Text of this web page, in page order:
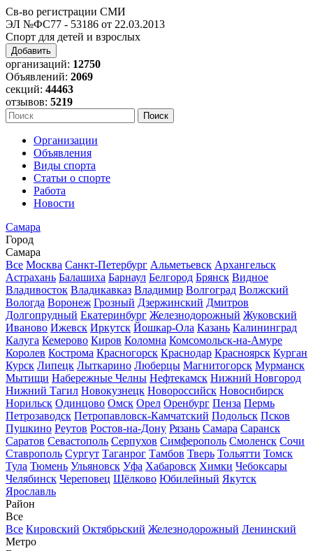
Св-во регистрации СМИ
ЭЛ №ФС77 - 53186 от 22.03.2013
Спорт для детей и взрослых
Добавить
организаций: 12750
Объявлений: 2069
секций: 44463
отзывов: 5219
Организации
Объявления
Виды спорта
Статьи о спорте
Работа
Новости
Самара
Город
Самара
Все Москва Санкт-Петербург Альметьевск Архангельск
Астрахань Балашиха Барнаул Белгород Брянск Видное
Владивосток Владикавказ Владимир Волгоград Волжский
Вологда Воронеж Грозный Дзержинский Дмитров
Долгопрудный Екатеринбург Железнодорожный Жуковский
Иваново Ижевск Иркутск Йошкар-Ола Казань Калининград
Калуга Кемерово Киров Коломна Комсомольск-на-Амуре
Королев Кострома Красногорск Краснодар Красноярск Курган
Курск Липецк Лыткарино Люберцы Магнитогорск Мурманск
Мытищи Набережные Челны Нефтекамск Нижний Новгород
Нижний Тагил Новокузнецк Новороссийск Новосибирск
Норильск Одинцово Омск Орел Оренбург Пенза Пермь
Петрозаводск Петропавловск-Камчатский Подольск Псков
Пушкино Реутов Ростов-на-Дону Рязань Самара Саранск
Саратов Севастополь Серпухов Симферополь Смоленск Сочи
Ставрополь Сургут Таганрог Тамбов Тверь Тольятти Томск
Тула Тюмень Ульяновск Уфа Хабаровск Химки Чебоксары
Челябинск Череповец Щёлково Юбилейный Якутск
Ярославль
Район
Все
Все Кировский Октябрьский Железнодорожный Ленинский
Метро